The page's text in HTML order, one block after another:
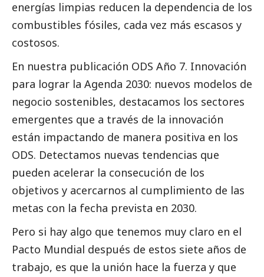
energías limpias reducen la dependencia de los
combustibles fósiles, cada vez más escasos y
costosos.
En nuestra publicación ODS Año 7. Innovación
para lograr la Agenda 2030: nuevos modelos de
negocio sostenibles, destacamos los sectores
emergentes que a través de la innovación
están impactando de manera positiva en los
ODS. Detectamos nuevas tendencias que
pueden acelerar la consecución de los
objetivos y acercarnos al cumplimiento de las
metas con la fecha prevista en 2030.
Pero si hay algo que tenemos muy claro en el
Pacto Mundial después de estos siete años de
trabajo, es que la unión hace la fuerza y que